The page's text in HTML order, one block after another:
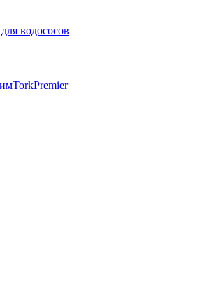
водососов
TorkPremier